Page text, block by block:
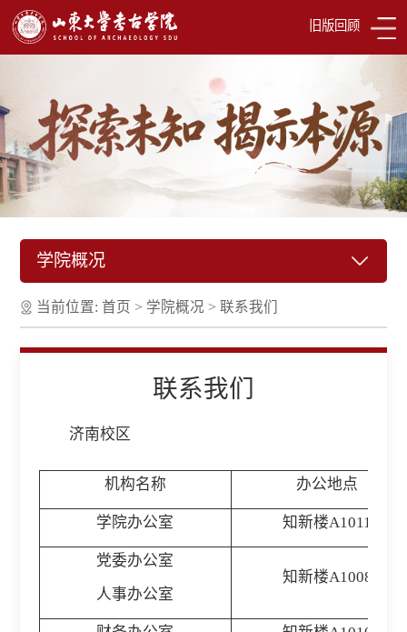
旧版回顾
学院概况
当前位置:首页 > 学院概况 >联系我们
联系我们
济南校区
机构名称 办公地点
学院办公室 知新楼A1011
党委办公室
人事办公室
知新楼A1008